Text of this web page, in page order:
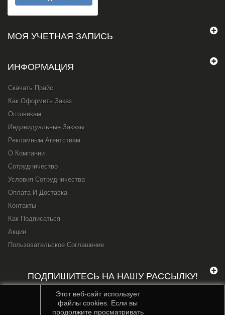
МОЯ УЧЕТНАЯ ЗАПИСЬ
ИНФОРМАЦИЯ
Скачать Прайс
Как Оформить Заказ
Оптовикам
Индивидуальные Заказы
Рекламным Агентствам
О Компании
Сотрудничество
Условия Сотрудничества
Оплата И Доставка
Контакты
Как Подписаться
Акции
Пользовательское Соглашение
ПОДПИШИТЕСЬ НА НАШУ РАССЫЛКУ!
Этот веб-сайт использует
файлы cookies. Если вы
продолжите просматривать